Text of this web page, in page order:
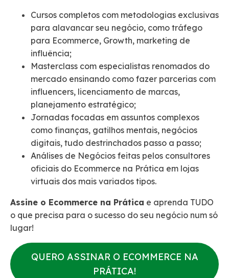
Cursos completos com metodologias exclusivas
para alavancar seu negócio, como tráfego
para Ecommerce, Growth, marketing de
influência;
Masterclass com especialistas renomados do
mercado ensinando como fazer parcerias com
influencers, licenciamento de marcas,
planejamento estratégico;
Jornadas focadas em assuntos complexos
como finanças, gatilhos mentais, negócios
digitais, tudo destrinchados passo a passo;
Análises de Negócios feitas pelos consultores
oficiais do Ecommerce na Prática em lojas
virtuais dos mais variados tipos.
Assine o Ecommerce na Prática e aprenda TUDO
o que precisa para o sucesso do seu negócio num só
lugar!
QUERO ASSINAR O ECOMMERCE NA
PRÁTICA!